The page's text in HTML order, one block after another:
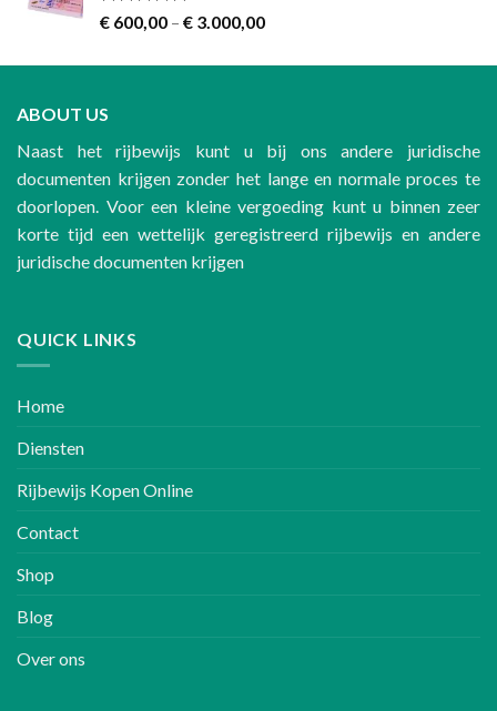
€ 700,00
Rated4.60
out of 5
€ 600,00 – € 3.000,00Price
€ 600,00
ABOUT US
Naast het rijbewijs kunt u bij ons andere juridische
documenten krijgen zonder het lange en normale proces te
doorlopen. Voor een kleine vergoeding kunt u binnen zeer
korte tijd een wettelijk geregistreerd rijbewijs en andere
juridische documenten krijgen
QUICK LINKS
Home
Diensten
Rijbewijs Kopen Online
Contact
Shop
Blog
Over ons